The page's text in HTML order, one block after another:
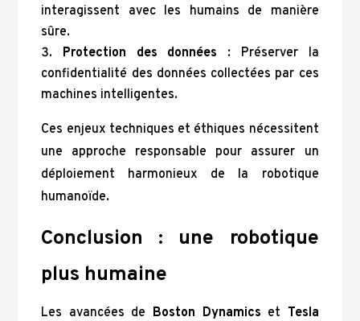
interagissent avec les humains de manière
sûre.
Protection des données : Préserver la
confidentialité des données collectées par ces
machines intelligentes.
Ces enjeux techniques et éthiques nécessitent
une approche responsable pour assurer un
déploiement harmonieux de la robotique
humanoïde.
Conclusion : une robotique
plus humaine
Les avancées de Boston Dynamics et Tesla